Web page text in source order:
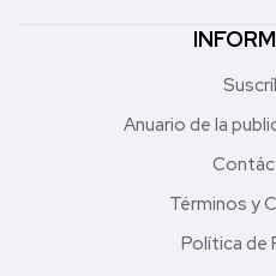
Anuario de la
Términos y
Política de